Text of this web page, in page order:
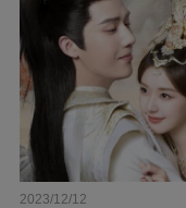
2023/12/12